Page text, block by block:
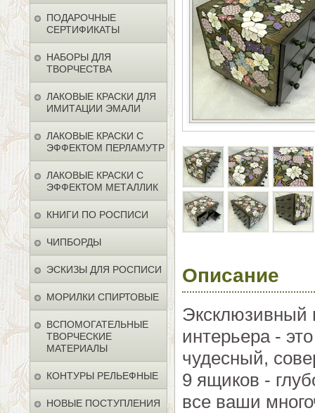
ПОДАРОЧНЫЕ
СЕРТИФИКАТЫ
НАБОРЫ ДЛЯ
ТВОРЧЕСТВА
ЛАКОВЫЕ КРАСКИ ДЛЯ
ИМИТАЦИИ ЭМАЛИ
ЛАКОВЫЕ КРАСКИ С
ЭФФЕКТОМ ПЕРЛАМУТР
ЛАКОВЫЕ КРАСКИ С
ЭФФЕКТОМ МЕТАЛЛИК
КНИГИ ПО РОСПИСИ
ЧИПБОРДЫ
ЭСКИЗЫ ДЛЯ РОСПИСИ
МОРИЛКИ СПИРТОВЫЕ
ВСПОМОГАТЕЛЬНЫЕ
ТВОРЧЕСКИЕ
МАТЕРИАЛЫ
КОНТУРЫ РЕЛЬЕФНЫЕ
НОВЫЕ ПОСТУПЛЕНИЯ
Описание
Эксклюзивный
интерьера -
чудесный,
9 ящиков -
все ваши